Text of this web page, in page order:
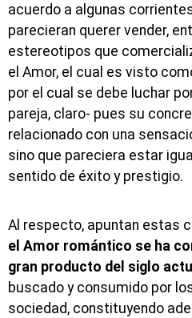
acuerdo a algunas
parecieran querer vender,
estereotipos que
el Amor, el cual es visto
por el cual se debe luchar
pareja, claro- pues su
relacionado con una
sino que pareciera estar
sentido de éxito y prestigio.
Al respecto, apuntan estas
el Amor romántico se ha
gran producto del siglo
buscado y consumido por
sociedad, constituyendo